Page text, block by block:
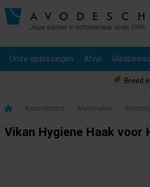
Onze oplossingen Afval
Breed
Assortiment Materialen
Vikan Hygiene Haak voor